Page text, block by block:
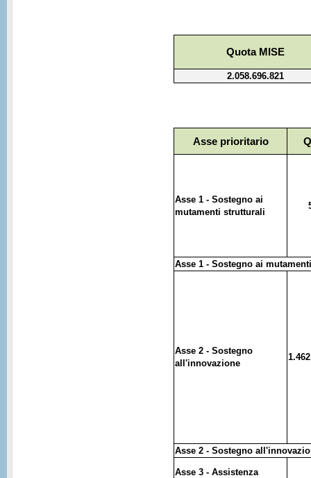
Quota MISE
2.058.696.821
Asse prioritario
Asse 1 - Sostegno ai
mutamenti strutturali
Asse 1 - Sostegno ai
Asse 2 - Sostegno
all'innovazione
Asse 2 - Sostegno
Asse 3 - Assistenza